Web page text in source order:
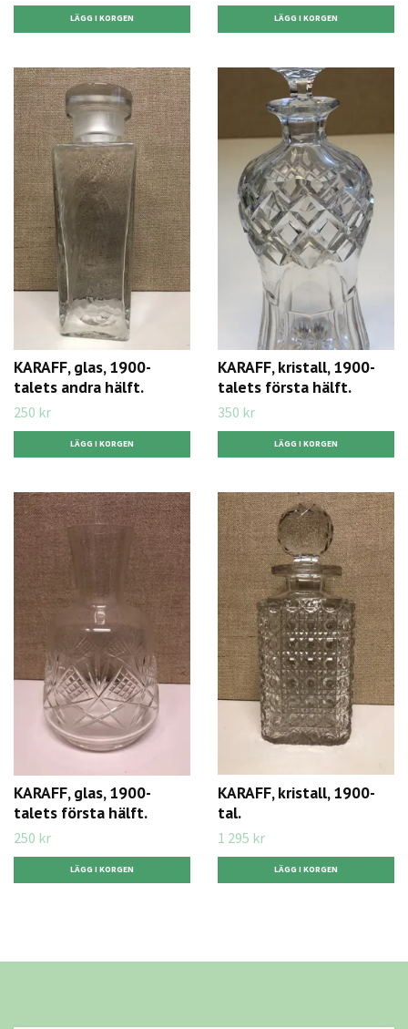
KARAFF, glas, 1900-
talets andra hälft.
250 kr
KARAFF, kristall, 1900-
talets första hälft.
350 kr
KARAFF, glas, 1900-
talets första hälft.
250 kr
KARAFF, kristall, 1900-
tal.
1 295 kr